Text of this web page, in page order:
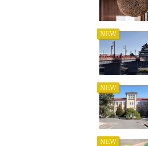
NEW
NEW
NEW